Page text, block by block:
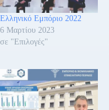
Ελληνικό Εμπόριο 2022
6 Μαρτίου 2023
σε "Επιλογές"